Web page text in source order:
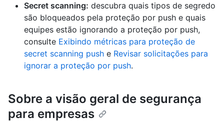
Secret scanning: descubra quais tipos de segredo
são bloqueados pela proteção por push e quais
equipes estão ignorando a proteção por push,
consulte Exibindo métricas para proteção de
secret scanning push e Revisar solicitações para
ignorar a proteção por push.
Sobre a visão geral de segurança
para empresas